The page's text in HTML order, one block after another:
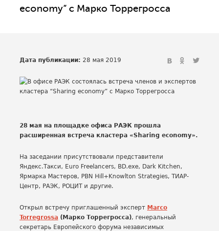
economy” с Марко Торрегросса
Дата публикации: 28 мая 2019
28 мая на площадке офиса РАЭК прошла
расширенная встреча кластера «Sharing economy».
На заседании присутствовали представители
Яндекс.Такси, Euro Freelancers, BD.exe, Dark Kitchen,
Ярмарка Мастеров, PBN Hill+Knowlton Strategies, ТИАР-
Центр, РАЭК, РОЦИТ и другие.
Открыл встречу приглашенный эксперт Marco
Torregrossa (Марко Торрегросса), генеральный
секретарь Европейского форума независимых